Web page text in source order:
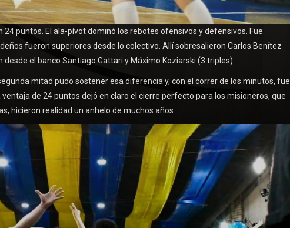
puntos. El ala-pívot dominó los rebotes ofensivos y defensivos. Fue
fueron superiores desde lo colectivo. Allí sobresalieron Carlos Benítez
el banco Santiago Gattari y Máximo Koziarski (3 triples).
mitad pudo sostener esa diferencia y, con el correr de los minutos, fue
de 24 puntos dejó en claro el cierre perfecto para los misioneros, que
hicieron realidad un anhelo de muchos años.